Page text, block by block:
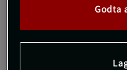
snøring og praktiske lommer
Les mer
Godta